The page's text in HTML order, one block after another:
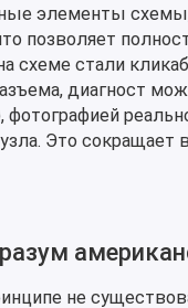
элементы
позволяет
схеме стали
диагност
Это сокращает
не